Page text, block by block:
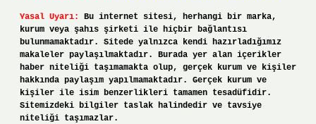
Yasal Uyarı:
Bu internet sitesi, herhangi bir marka,
kurum veya şahıs şirketi ile hiçbir bağlantısı
bulunmamaktadır. Sitede yalnızca kendi hazırladığımız
makaleler paylaşılmaktadır. Burada yer alan içerikler
haber niteliği taşımamakta olup, gerçek kurum ve kişiler
hakkında paylaşım yapılmamaktadır. Gerçek kurum ve
kişiler ile isim benzerlikleri tamamen tesadüfidir.
Sitemizdeki bilgiler taslak halindedir ve tavsiye
niteliği taşımazlar.